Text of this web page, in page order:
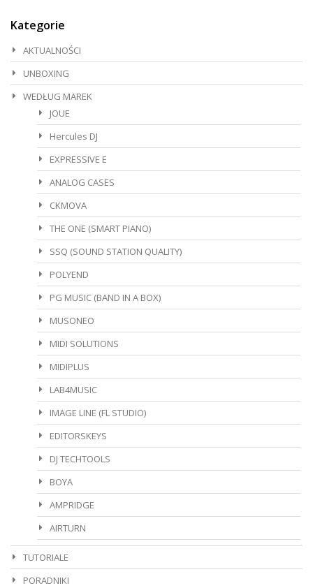
Kategorie
AKTUALNOŚCI
UNBOXING
WEDŁUG MAREK
JOUE
Hercules DJ
EXPRESSIVE E
ANALOG CASES
CKMOVA
THE ONE (SMART PIANO)
SSQ (SOUND STATION QUALITY)
POLYEND
PG MUSIC (BAND IN A BOX)
MUSONEO
MIDI SOLUTIONS
MIDIPLUS
LAB4MUSIC
IMAGE LINE (FL STUDIO)
EDITORSKEYS
DJ TECHTOOLS
BOYA
AMPRIDGE
AIRTURN
TUTORIALE
PORADNIKI